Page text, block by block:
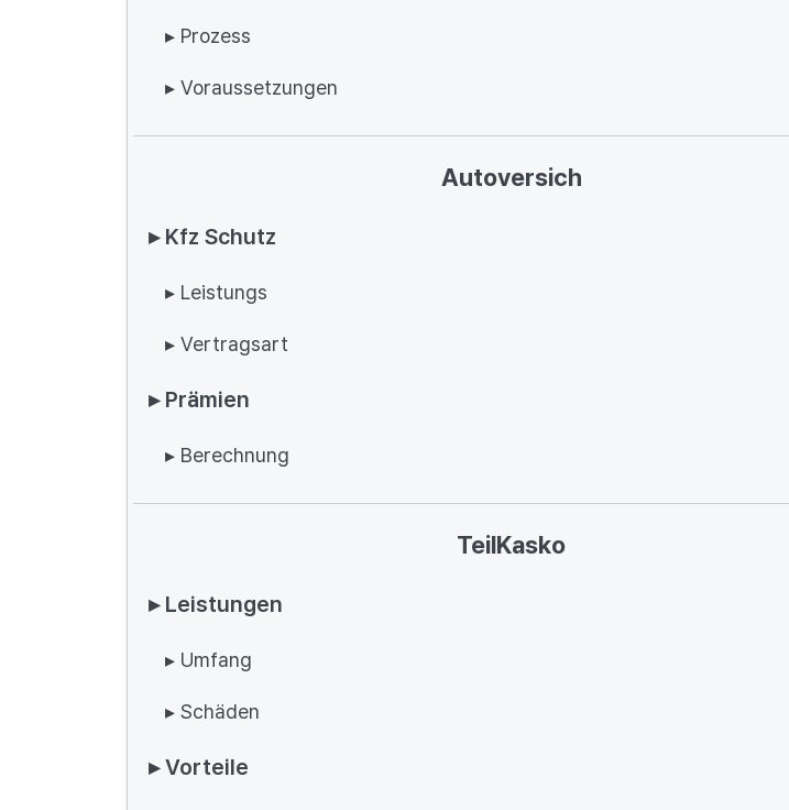
▸ Prozess
▸ Voraussetzungen
Autoversich
▸ Kfz Schutz
▸ Leistungs
▸ Vertragsart
▸ Prämien
▸ Berechnung
TeilKasko
▸ Leistungen
▸ Umfang
▸ Schäden
▸ Vorteile